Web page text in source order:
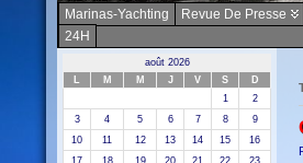
Marinas-Yachting Revue De Presse
24H
août 2026
L
M M J V S
D
1
2
3
4 5 6 7 8
9
10
11 12 13 14 15
16
17
18 19 20 21 22 23